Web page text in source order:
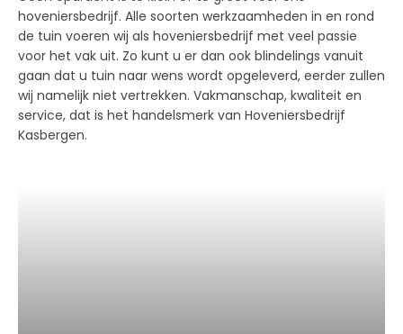
hoveniersbedrijf. Alle soorten werkzaamheden in en rond
de tuin voeren wij als hoveniersbedrijf met veel passie
voor het vak uit. Zo kunt u er dan ook blindelings vanuit
gaan dat u tuin naar wens wordt opgeleverd, eerder zullen
wij namelijk niet vertrekken. Vakmanschap, kwaliteit en
service, dat is het handelsmerk van Hoveniersbedrijf
Kasbergen.